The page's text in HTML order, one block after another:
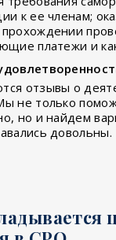
к ее членам;
платежи и
отзывы о
не только
но и найдем
довольны.